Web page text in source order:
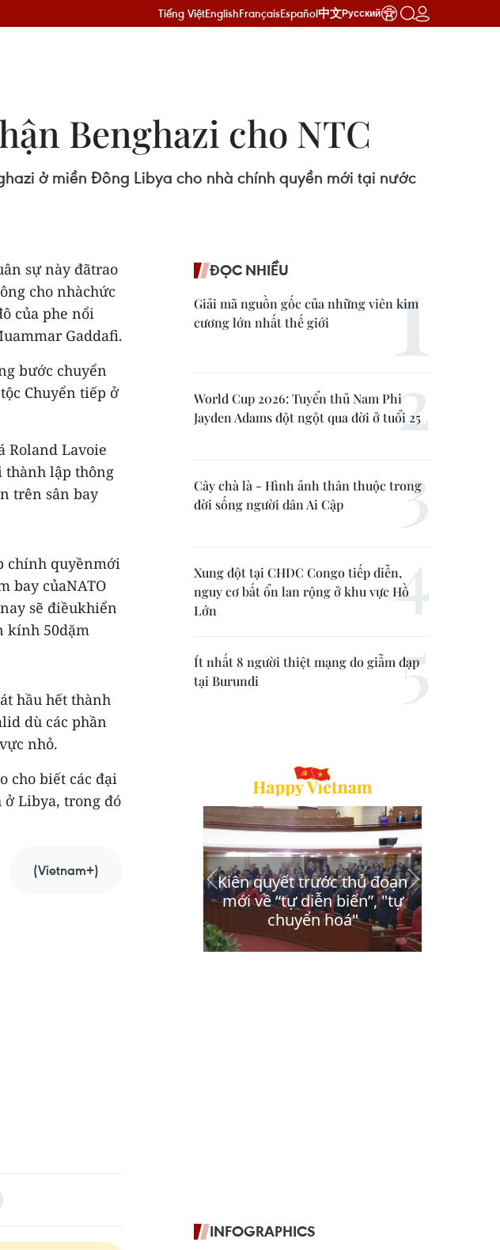
Tiếng ViệtEnglishFrançaisEspañol中文Русский
Benghazi cho NTC
ở miền Đông Libya cho nhà chính quyền mới tại nước
sự này đãtrao
cho nhàchức
của phe nổi
Gaddafi.
bước chuyển
Chuyển tiếp ở
Roland Lavoie
thành lập thông
trên sân bay
chính quyềnmới
bay củaNATO
sẽ điềukhiển
kính 50dặm
hầu hết thành
dù các phần
nhỏ.
cho biết các đại
ở Libya, trong đó
(Vietnam+)
ĐỌC NHIỀU
Giải mã nguồn gốc của những viên kim
cương lớn nhất thế giới
World Cup 2026: Tuyển thủ Nam Phi
Jayden Adams đột ngột qua đời ở tuổi 25
Cây chà là - Hình ảnh thân thuộc trong
đời sống người dân Ai Cập
Xung đột tại CHDC Congo tiếp diễn,
nguy cơ bất ổn lan rộng ở khu vực Hồ
Lớn
Ít nhất 8 người thiệt mạng do giẫm đạp
tại Burundi
INFOGRAPHICS